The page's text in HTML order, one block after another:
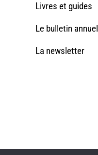
Livres et guides
Le bulletin annuel
La newsletter